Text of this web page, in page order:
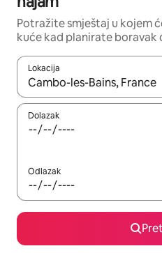
Potražite smještaj u kojem
kuće kad planirate boravak
Lokacija
Kada budu dostupni
Dolazak
Odlazak